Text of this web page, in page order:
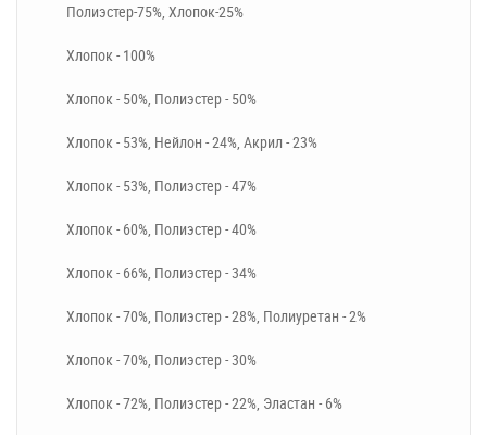
Полиэстер-75%, Хлопок-25%
Хлопок - 100%
Хлопок - 50%, Полиэстер - 50%
Хлопок - 53%, Нейлон - 24%, Акрил - 23%
Хлопок - 53%, Полиэстер - 47%
Хлопок - 60%, Полиэстер - 40%
Хлопок - 66%, Полиэстер - 34%
Хлопок - 70%, Полиэстер - 28%, Полиуретан - 2%
Хлопок - 70%, Полиэстер - 30%
Хлопок - 72%, Полиэстер - 22%, Эластан - 6%